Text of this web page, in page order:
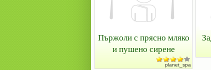
Пържоли с прясно мляко
и пушено сирене
planet_spa